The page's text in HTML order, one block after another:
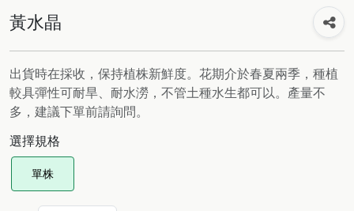
黃水晶
出貨時在採收，保持植株新鮮度。花期介於春夏兩季，種植
較具彈性可耐旱、耐水澇，不管土種水生都可以。產量不
多，建議下單前請詢問。
選擇規格
單株